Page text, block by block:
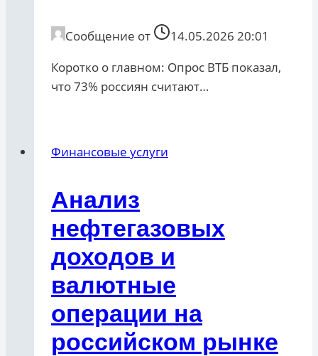
Сообщение от
14.05.2026 20:01
Коротко о главном: Опрос ВТБ показал,
что 73% россиян считают…
Финансовые услуги
Анализ
нефтегазовых
доходов и
валютные
операции на
российском рынке